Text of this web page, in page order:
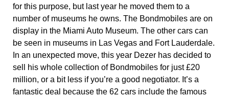
for this purpose, but last year he moved them to a
number of museums he owns. The Bondmobiles are on
display in the Miami Auto Museum. The other cars can
be seen in museums in Las Vegas and Fort Lauderdale.
In an unexpected move, this year Dezer has decided to
sell his whole collection of Bondmobiles for just £20
million, or a bit less if you’re a good negotiator. It’s a
fantastic deal because the 62 cars include the famous